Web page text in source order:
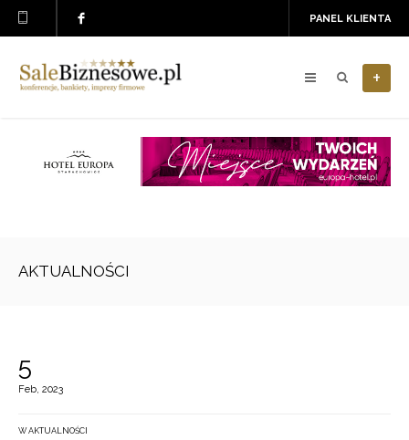
PANEL KLIENTA
+
AKTUALNOŚCI
5
Feb, 2023
W AKTUALNOŚCI